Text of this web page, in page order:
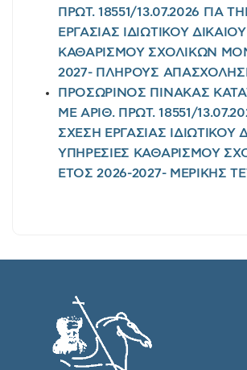
ΠΡΩΤ. 18551/13.07.2026
ΕΡΓΑΣΙΑΣ ΙΔΙΩΤΙΚΟΥ
ΚΑΘΑΡΙΣΜΟΥ ΣΧΟΛΙΚΩΝ
2027- ΠΛΗΡΟΥΣ
ΠΡΟΣΩΡΙΝΟΣ ΠΙΝΑΚΑΣ
ΜΕ ΑΡΙΘ. ΠΡΩΤ. 18551/
ΣΧΕΣΗ ΕΡΓΑΣΙΑΣ
ΥΠΗΡΕΣΙΕΣ ΚΑΘΑΡΙΣΜΟΥ
ΕΤΟΣ 2026-2027- ΜΕΡΙΚΗΣ